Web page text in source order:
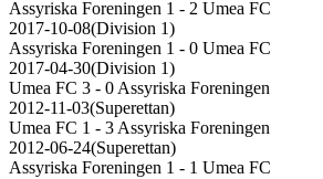
Assyriska Foreningen 1 - 2 Umea FC
2017-10-08(Division 1)
Assyriska Foreningen 1 - 0 Umea FC
2017-04-30(Division 1)
Umea FC 3 - 0 Assyriska Foreningen
2012-11-03(Superettan)
Umea FC 1 - 3 Assyriska Foreningen
2012-06-24(Superettan)
Assyriska Foreningen 1 - 1 Umea FC